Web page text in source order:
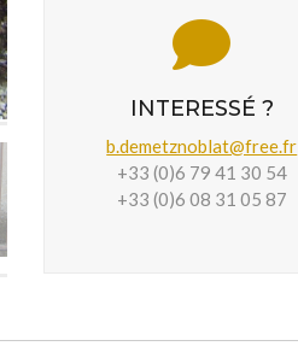
INTERESSÉ ?
b.demetznoblat@free.fr
+33 (0)6 79 41 30 54
+33 (0)6 08 31 05 87